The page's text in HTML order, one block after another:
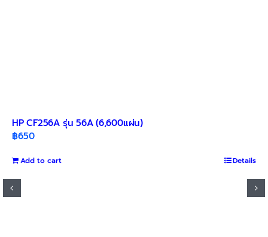
HP CF256A รุ่น 56A (6,600แผ่น)
฿650
Add to cart Details